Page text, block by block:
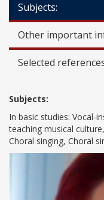
Subjects:
Other important
Selected
Subjects:
In basic studies: Vocal-
teaching musical
Choral singing, Choral